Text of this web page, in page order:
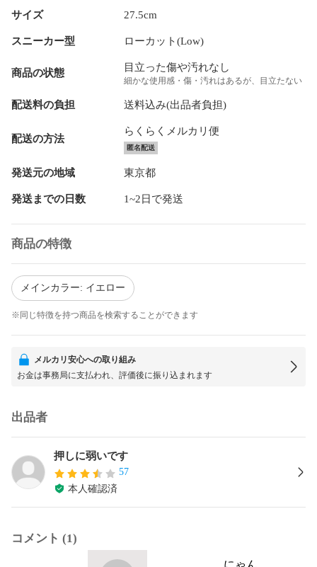
サイズ 27.5cm
スニーカー型 ローカット(Low)
商品の状態 目立った傷や汚れなし
細かな使用感・傷・汚れはあるが、目立たない
配送料の負担 送料込み(出品者負担)
配送の方法
らくらくメルカリ便
匿名配送
発送元の地域 東京都
発送までの日数 1~2日で発送
商品の特徴
メインカラー: イエロー
※同じ特徴を持つ商品を検索することができます
メルカリ安心への取り組み
お金は事務局に支払われ、評価後に振り込まれます
出品者
押しに弱いです
57
本人確認済
コメント (1)
にゃん